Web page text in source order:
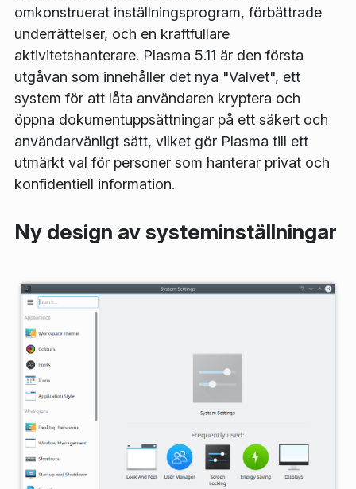
omkonstruerat inställningsprogram, förbättrade
underrättelser, och en kraftfullare
aktivitetshanterare. Plasma 5.11 är den första
utgåvan som innehåller det nya "Valvet", ett
system för att låta användaren kryptera och
öppna dokumentuppsättningar på ett säkert och
användarvänligt sätt, vilket gör Plasma till ett
utmärkt val för personer som hanterar privat och
konfidentiell information.
Ny design av systeminställningar